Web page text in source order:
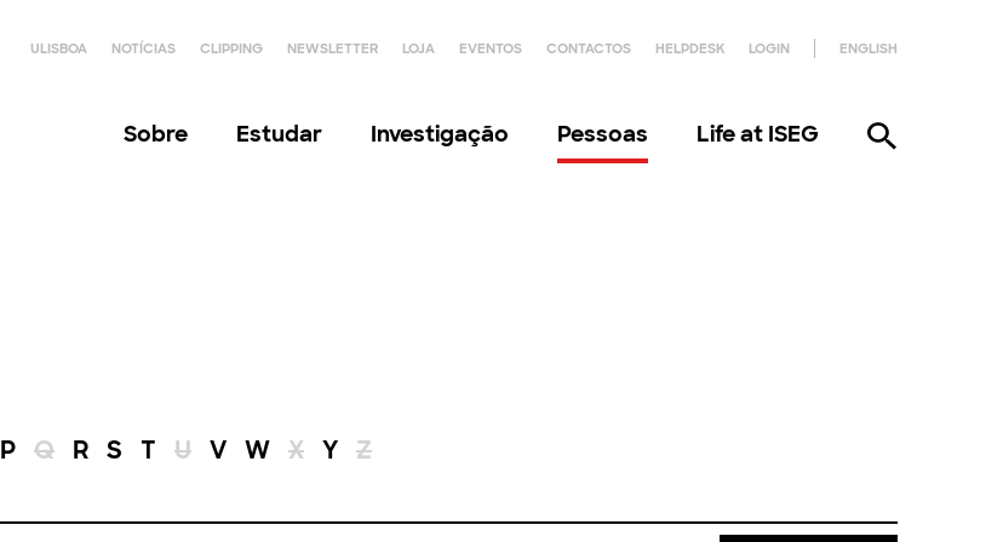
ULISBOA NOTÍCIAS CLIPPING NEWSLETTER LOJA EVENTOS CONTACTOS HELPDESK LOGIN ENGLISH
Sobre Estudar Investigação Pessoas Life at ISEG
P Q R S T U V W X Y Z